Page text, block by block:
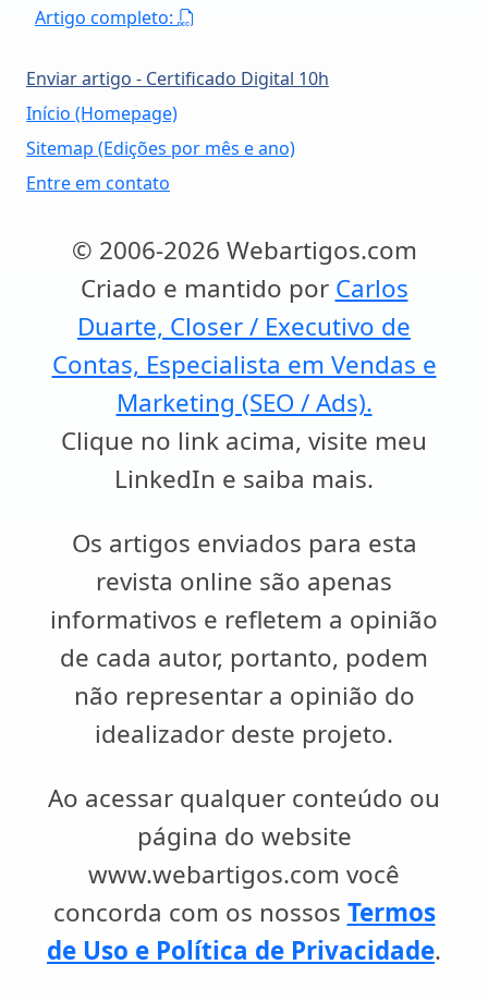
Artigo completo:
Enviar artigo - Certificado Digital 10h
Início (Homepage)
Sitemap (Edições por mês e ano)
Entre em contato
© 2006-2026 Webartigos.com
Criado e mantido por Carlos
Duarte, Closer / Executivo de
Contas, Especialista em Vendas e
Marketing (SEO / Ads).
Clique no link acima, visite meu
LinkedIn e saiba mais.
Os artigos enviados para esta
revista online são apenas
informativos e refletem a opinião
de cada autor, portanto, podem
não representar a opinião do
idealizador deste projeto.
Ao acessar qualquer conteúdo ou
página do website
www.webartigos.com você
concorda com os nossos Termos
de Uso e Política de Privacidade.